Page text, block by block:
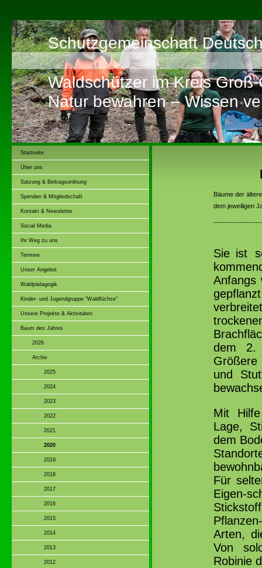
Schutzgemeinschaft
Waldschützer im Kreis
Natur bewahren – Wissen
Startseite
Über uns
Satzung & Beitragsordnung
Spenden & Mitgliedschaft
Kontakt & Newsletter
Social Media
Ihr Weg zu uns
Termine
Unser Angebot
Waldpädagogik
Kinder- und Jugendgruppe "Waldfüchse"
Unsere Projekte & Aktivitäten
Baum des Jahres
2026
Archiv
2025
2024
2023
2022
2021
2020
2019
2018
2017
2016
2015
2014
2013
2012
Bäume der
dem jeweiligen
Sie ist
Anfangs
dem 2.
und
Mit
Lage,
dem
Für
Eigen-
Arten,
Von
Robinie